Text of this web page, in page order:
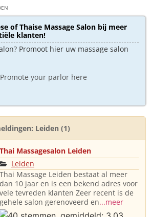
of Thaise Massage Salon bij meer
klanten!
Promoot hier uw massage salon
your parlor here
Leiden (1)
Thai Massagesalon Leiden
Leiden
Thai Massage Leiden bestaat al meer
dan 10 jaar en is een bekend adres voor
vele tevreden klanten Zeer recent is de
gehele salon gerenoveerd en...meer